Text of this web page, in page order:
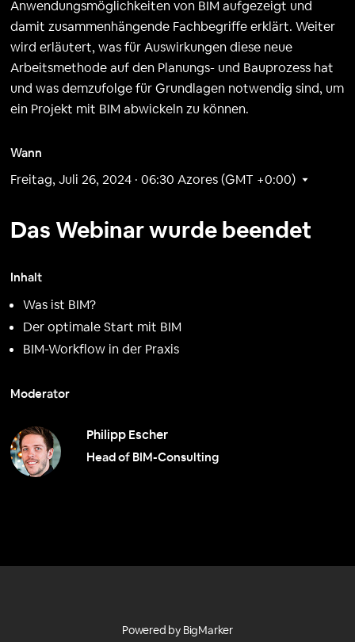
Anwendungsmöglichkeiten von BIM aufgezeigt und
damit zusammenhängende Fachbegriffe erklärt. Weiter
wird erläutert, was für Auswirkungen diese neue
Arbeitsmethode auf den Planungs- und Bauprozess hat
und was demzufolge für Grundlagen notwendig sind, um
ein Projekt mit BIM abwickeln zu können.
Wann
Freitag, Juli 26, 2024 · 06:30 Azores (GMT +0:00)
Das Webinar wurde beendet
Inhalt
Was ist BIM?
Der optimale Start mit BIM
BIM-Workflow in der Praxis
Moderator
Philipp Escher
Head of BIM-Consulting
Powered by BigMarker